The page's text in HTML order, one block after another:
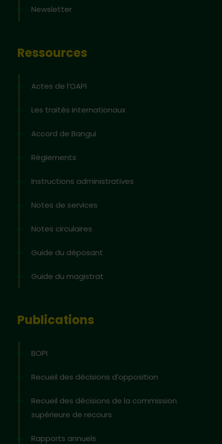
Newsletter
Ressources
Actes de l’OAPI
Les traités internationaux
Accord de Bangui
Règlements
Instructions administratives
Notes de services
Notes circulaires
Guide du déposant
Guide du magistrat
Publications
BOPI
Recueil des décisions d’opposition
Recueil des décisions de la commission
supérieure de recours
Rapports annuels